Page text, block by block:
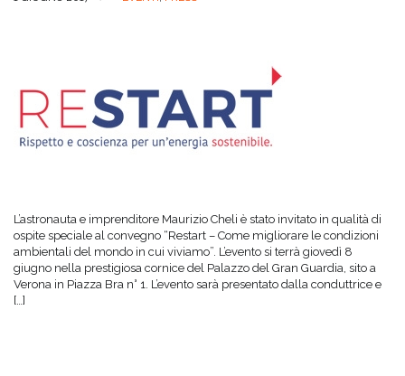
L’astronauta e imprenditore Maurizio Cheli è stato invitato in qualità di
ospite speciale al convegno “Restart – Come migliorare le condizioni
ambientali del mondo in cui viviamo”. L’evento si terrà giovedì 8
giugno nella prestigiosa cornice del Palazzo del Gran Guardia, sito a
Verona in Piazza Bra n° 1. L’evento sarà presentato dalla conduttrice e
[…]